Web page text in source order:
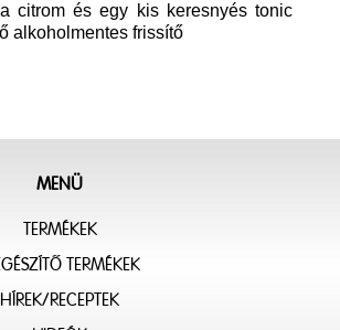
citrom és egy kis keresnyés tonic
alkoholmentes frissítő
MENÜ
TERMÉKEK
TERMÉKEK
HÍREK/RECEPTEK